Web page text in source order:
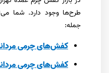
طرح‌ها وجود دارد. شما
جمله:
کفش‌های چرمی
کفش‌های چرمی